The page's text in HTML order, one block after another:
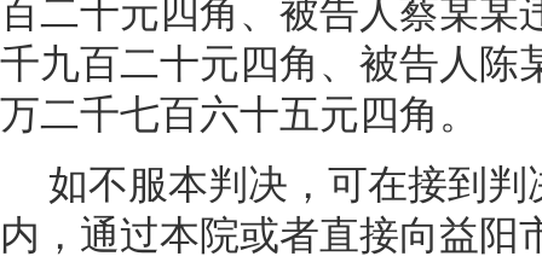
百二十元四角、被告人蔡某某
千九百二十元四角、被告人陈
万二千七百六十五元四角。
如不服本判决，可在接到
内，通过本院或者直接向益阳